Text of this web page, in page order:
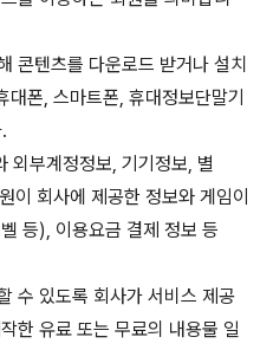
콘텐츠를 다운로드 받거나 설치
폰, 스마트폰, 휴대정보단말기
외부계정정보, 기기정보, 별
이 회사에 제공한 정보와 게임이
등), 이용요금 결제 정보 등
수 있도록 회사가 서비스 제공
한 유료 또는 무료의 내용물 일